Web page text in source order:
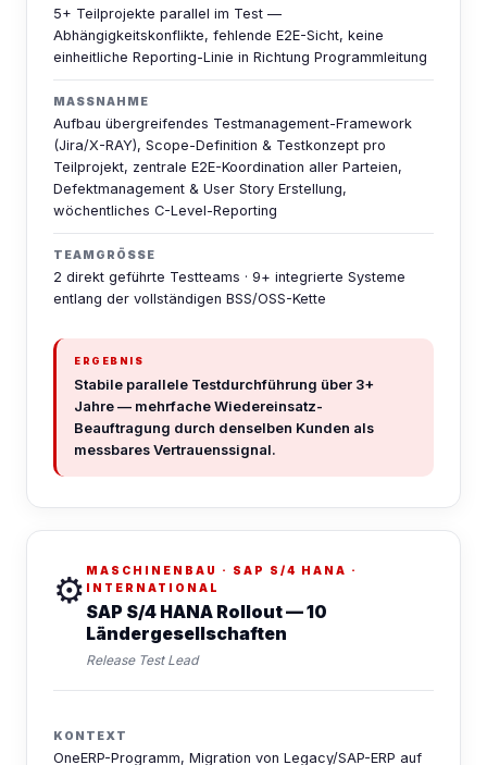
5+ Teilprojekte parallel im Test —
Abhängigkeitskonflikte, fehlende E2E-Sicht, keine
einheitliche Reporting-Linie in Richtung Programmleitung
MASSNAHME
Aufbau übergreifendes Testmanagement-Framework
(Jira/X-RAY), Scope-Definition & Testkonzept pro
Teilprojekt, zentrale E2E-Koordination aller Parteien,
Defektmanagement & User Story Erstellung,
wöchentliches C-Level-Reporting
TEAMGRÖSSE
2 direkt geführte Testteams · 9+ integrierte Systeme
entlang der vollständigen BSS/OSS-Kette
ERGEBNIS
Stabile parallele Testdurchführung über 3+
Jahre — mehrfache Wiedereinsatz-
Beauftragung durch denselben Kunden als
messbares Vertrauenssignal.
⚙️ MASCHINENBAU · SAP S/4 HANA ·
INTERNATIONAL
SAP S/4 HANA Rollout — 10
Ländergesellschaften
Release Test Lead
KONTEXT
OneERP-Programm, Migration von Legacy/SAP-ERP auf